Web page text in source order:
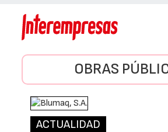
OBRAS
ACTUALIDAD